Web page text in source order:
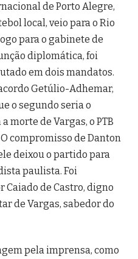
de Porto Alegre,
local, veio para o Rio
para o gabinete de
diplomática, foi
em dois mandatos.
Getúlio-Adhemar,
o segundo seria o
morte de Vargas, o PTB
compromisso de Danton
deixou o partido para
paulista. Foi
Caiado de Castro, digno
de Vargas, sabedor do
pela imprensa, como